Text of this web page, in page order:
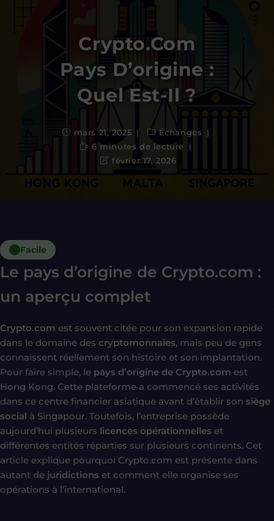
Crypto.com
Pays D’origine :
Quel Est-Il ?
mars 21, 2025
Échanges
6 minutes de lecture
février 17, 2026
Facile
Le pays d’origine de Crypto.com :
un aperçu complet
Crypto.com est souvent citée pour son expansion rapide
dans le domaine des cryptomonnaies, mais peu de gens
connaissent réellement son histoire et son implantation.
Pour faire simple, le pays d’origine de Crypto.com est
Hong Kong. Cette plateforme a commencé ses activités
dans ce centre financier asiatique avant d’établir son siège
social à Singapour. Toutefois, l’entreprise possède
aujourd’hui plusieurs licences opérationnelles et
différentes entités réparties sur plusieurs continents. Cet
article explique pourquoi Crypto.com est présente dans
autant de juridictions et comment elle organise ses
opérations à l’international.